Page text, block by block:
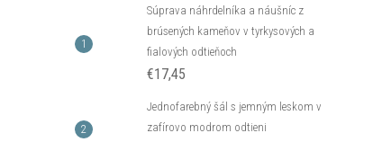
Súprava náhrdelníka a náušníc z
brúsených kameňov v tyrkysových a
fialových odtieňoch
€17,45
Jednofarebný šál s jemným leskom v
zafírovo modrom odtieni